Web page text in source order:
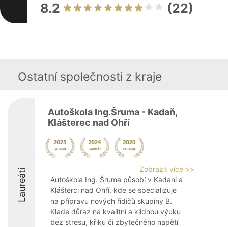
8.2 (22)
Ostatní společnosti z kraje
Laureáti
Autoškola Ing.Šruma - Kadaň,
Klášterec nad Ohří
Zobrazit více >>
Autoškola Ing. Šruma působí v Kadani a
Klášterci nad Ohří, kde se specializuje
na přípravu nových řidičů skupiny B.
Klade důraz na kvalitní a klidnou výuku
bez stresu, křiku či zbytečného napětí